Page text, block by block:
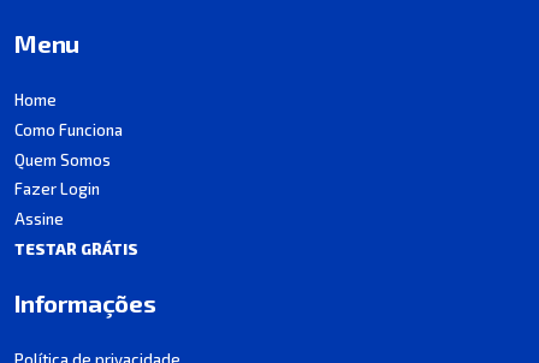
Menu
Home
Como Funciona
Quem Somos
Fazer Login
Assine
TESTAR GRÁTIS
Informações